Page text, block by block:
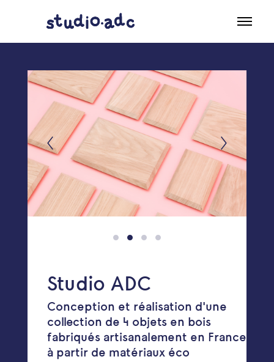
Studio ADC
Conception et réalisation d'une
collection de 4 objets en bois
fabriqués artisanalement en France
à partir de matériaux éco